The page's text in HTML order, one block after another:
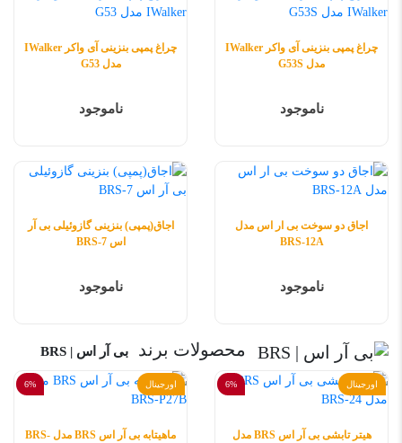
چراغ پمپی بنزینی آی‌ واکر IWalker
مدل G53S
ناموجود
چراغ پمپی بنزینی آی‌ واکر IWalker
مدل G53
ناموجود
اجاق دو سوخت بی ار اس مدل
BRS-12A
ناموجود
اجاق(پمپی) بنزینی گازوئیلی بی آر
اس BRS-7
ناموجود
محصولات برند بی آر اس | BRS
6% اورجینال
هیتر تابشی بی آر اس BRS مدل
6% اورجینال
ماهیتابه بی آر اس BRS مدل BRS-